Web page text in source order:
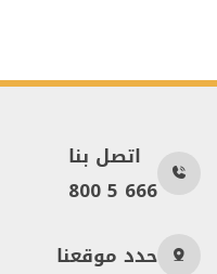
اتصل بنا
800 5 666
حدد موقعنا